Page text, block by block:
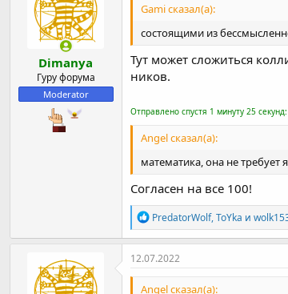
и
Dimanya
Гуру форума
Moderator
Gami сказал(а):
состоящими из
Тут может сложиться
ников.
Отправлено спустя 1 минуту 25 секунд:
Angel сказал(а):
математика, она не
Согласен на все 100!
Р
е
а
к
PredatorWolf,ToYka и
12.07.2022
Angel сказал(а):